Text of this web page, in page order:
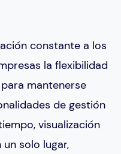
constante a los
la flexibilidad
mantenerse
de gestión
visualización
solo lugar,